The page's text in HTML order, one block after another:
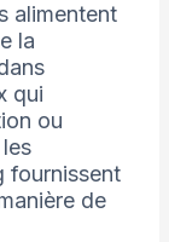
alimentent
la
qui
ou
fournissent
de